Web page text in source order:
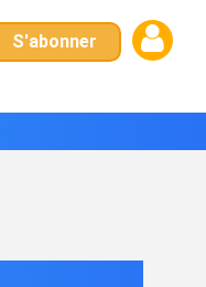
S'abonner